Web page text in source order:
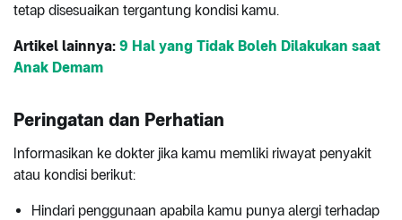
tetap disesuaikan tergantung kondisi kamu.
Artikel lainnya: 9 Hal yang Tidak Boleh Dilakukan saat
Anak Demam
Peringatan dan Perhatian
Informasikan ke dokter jika kamu memliki riwayat penyakit
atau kondisi berikut:
Hindari penggunaan apabila kamu punya alergi terhadap